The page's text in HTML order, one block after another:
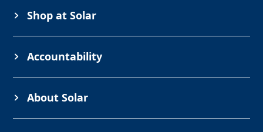
Shop at Solar
Accountability
About Solar